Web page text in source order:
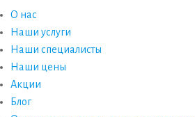
О нас
Наши услуги
Наши специалисты
Наши цены
Акции
Блог